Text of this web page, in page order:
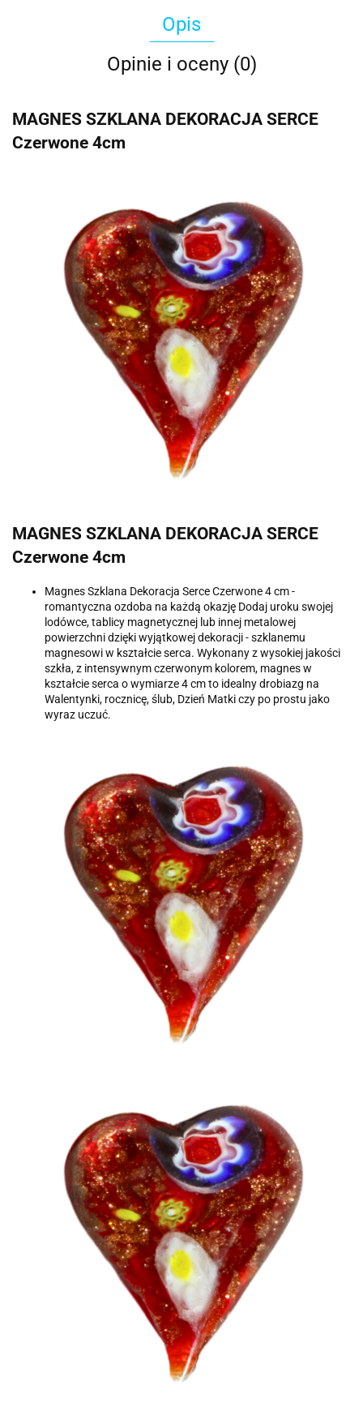
Opis
Opinie i oceny (0)
MAGNES SZKLANA DEKORACJA SERCE
Czerwone 4cm
MAGNES SZKLANA DEKORACJA SERCE
Czerwone 4cm
Magnes Szklana Dekoracja Serce Czerwone 4 cm -
romantyczna ozdoba na każdą okazję Dodaj uroku swojej
lodówce, tablicy magnetycznej lub innej metalowej
powierzchni dzięki wyjątkowej dekoracji - szklanemu
magnesowi w kształcie serca. Wykonany z wysokiej jakości
szkła, z intensywnym czerwonym kolorem, magnes w
kształcie serca o wymiarze 4 cm to idealny drobiazg na
Walentynki, rocznicę, ślub, Dzień Matki czy po prostu jako
wyraz uczuć.